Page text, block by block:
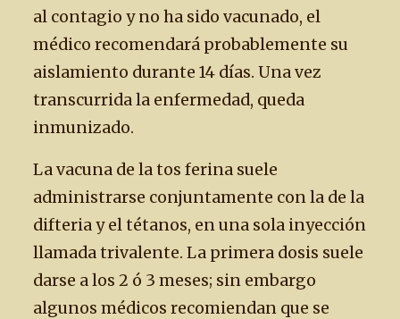
al contagio y no ha sido vacunado, el
médico recomendará probablemente su
aislamiento durante 14 días. Una vez
transcurrida la enfermedad, queda
inmunizado.
La vacuna de la tos ferina suele
administrarse conjuntamente con la de la
difteria y el tétanos, en una sola inyección
llamada trivalente. La primera dosis suele
darse a los 2 ó 3 meses; sin embargo
algunos médicos recomiendan que se